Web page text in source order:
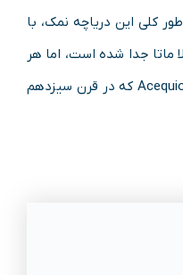
کلی این دریاچه نمک، با
ماتا جدا شده است، اما هر
دو این دریاچه‌ها، از طریق کانال Acequion که در قرن سیزدهم